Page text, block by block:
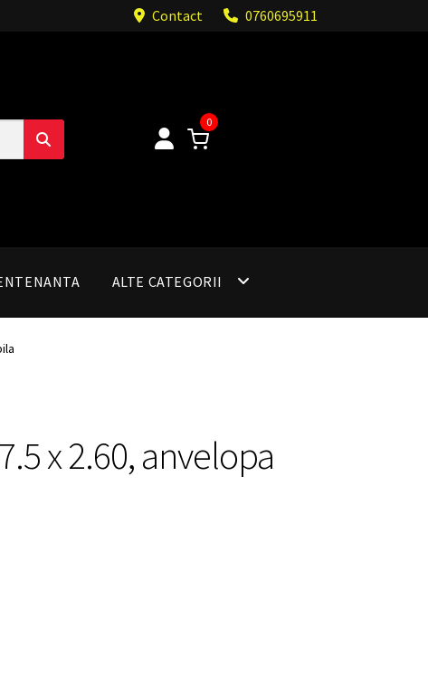
Contact 0760695911
0
ALTE CATEGORII
x 2.60, anvelopa